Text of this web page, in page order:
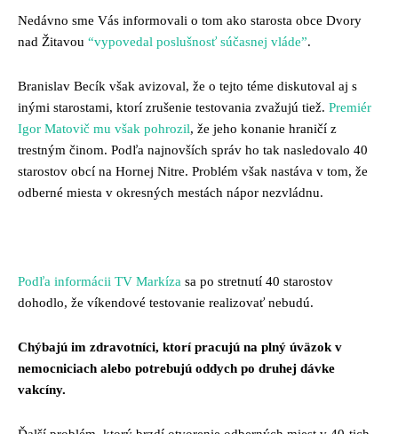
Nedávno sme Vás informovali o tom ako starosta obce Dvory
nad Žitavou “vypovedal poslušnosť súčasnej vláde”.
Branislav Becík však avizoval, že o tejto téme diskutoval aj s
inými starostami, ktorí zrušenie testovania zvažujú tiež. Premiér
Igor Matovič mu však pohrozil, že jeho konanie hraničí z
trestným činom. Podľa najnovších správ ho tak nasledovalo 40
starostov obcí na Hornej Nitre. Problém však nastáva v tom, že
odberné miesta v okresných mestách nápor nezvládnu.
Podľa informácii TV Markíza sa po stretnutí 40 starostov
dohodlo, že víkendové testovanie realizovať nebudú.
Chýbajú im zdravotníci, ktorí pracujú na plný úväzok v
nemocniciach alebo potrebujú oddych po druhej dávke
vakcíny.